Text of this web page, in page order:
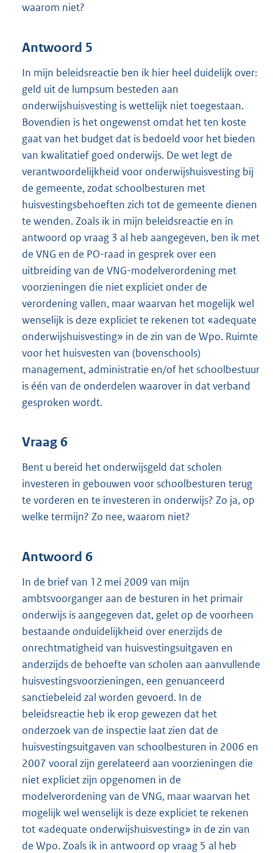
waarom niet?
Antwoord 5
In mijn beleidsreactie ben ik hier heel duidelijk over:
geld uit de lumpsum besteden aan
onderwijshuisvesting is wettelijk niet toegestaan.
Bovendien is het ongewenst omdat het ten koste
gaat van het budget dat is bedoeld voor het bieden
van kwalitatief goed onderwijs. De wet legt de
verantwoordelijkheid voor onderwijshuisvesting bij
de gemeente, zodat schoolbesturen met
huisvestingsbehoeften zich tot de gemeente dienen
te wenden. Zoals ik in mijn beleidsreactie en in
antwoord op vraag 3 al heb aangegeven, ben ik met
de VNG en de PO-raad in gesprek over een
uitbreiding van de VNG-modelverordening met
voorzieningen die niet expliciet onder de
verordening vallen, maar waarvan het mogelijk wel
wenselijk is deze expliciet te rekenen tot «adequate
onderwijshuisvesting» in de zin van de Wpo. Ruimte
voor het huisvesten van (bovenschools)
management, administratie en/of het schoolbestuur
is één van de onderdelen waarover in dat verband
gesproken wordt.
Vraag 6
Bent u bereid het onderwijsgeld dat scholen
investeren in gebouwen voor schoolbesturen terug
te vorderen en te investeren in onderwijs? Zo ja, op
welke termijn? Zo nee, waarom niet?
Antwoord 6
In de brief van 12 mei 2009 van mijn
ambtsvoorganger aan de besturen in het primair
onderwijs is aangegeven dat, gelet op de voorheen
bestaande onduidelijkheid over enerzijds de
onrechtmatigheid van huisvestingsuitgaven en
anderzijds de behoefte van scholen aan aanvullende
huisvestingsvoorzieningen, een genuanceerd
sanctiebeleid zal worden gevoerd. In de
beleidsreactie heb ik erop gewezen dat het
onderzoek van de inspectie laat zien dat de
huisvestingsuitgaven van schoolbesturen in 2006 en
2007 vooral zijn gerelateerd aan voorzieningen die
niet expliciet zijn opgenomen in de
modelverordening van de VNG, maar waarvan het
mogelijk wel wenselijk is deze expliciet te rekenen
tot «adequate onderwijshuisvesting» in de zin van
de Wpo. Zoals ik in antwoord op vraag 5 al heb